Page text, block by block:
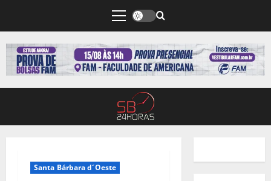
Santa Bárbara d´Oeste